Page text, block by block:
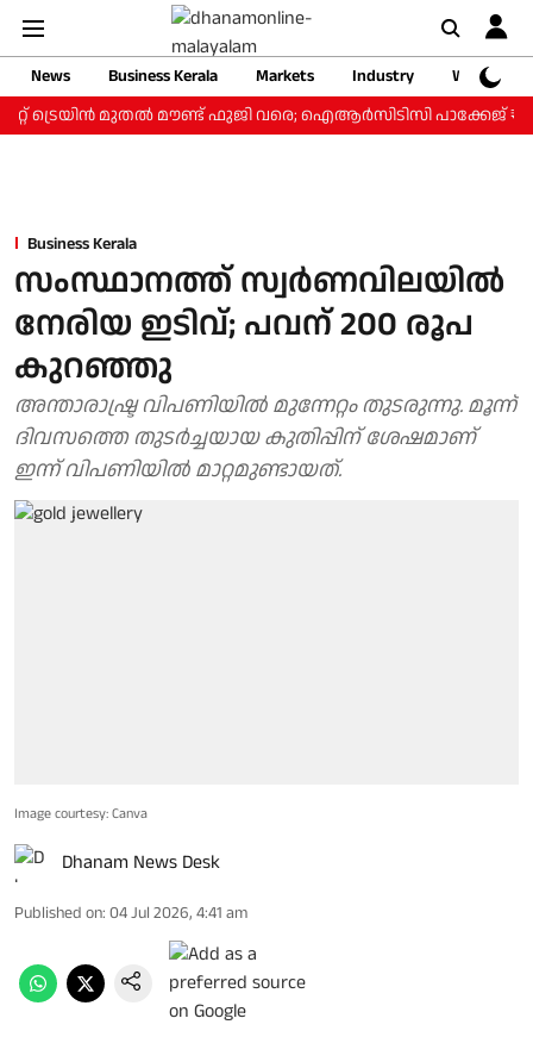
News Business Kerala Markets Industry
Web
ട്രെയിന്‍ മുതല്‍ മൗണ്ട് ഫുജി വരെ; ഐആര്‍സിടിസി പാക്കേജ്
Business Kerala
സംസ്ഥാനത്ത് സ്വര്‍ണവിലയില്‍
നേരിയ ഇടിവ്; പവന് 200 രൂപ
കുറഞ്ഞു
അന്താരാഷ്ട്ര വിപണിയില്‍ മുന്നേറ്റം തുടരുന്നു. മൂന്ന്
ദിവസത്തെ തുടര്‍ച്ചയായ കുതിപ്പിന് ശേഷമാണ്
ഇന്ന് വിപണിയില്‍ മാറ്റമുണ്ടായത്.
Image courtesy: Canva
Dhanam News Desk
Published on: 04 Jul 2026, 4:41 am